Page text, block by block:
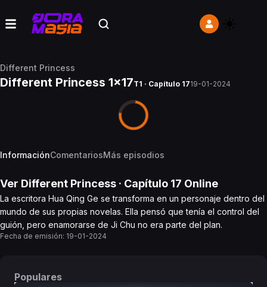
Different Princess
Different Princess 1x17T1 · Capítulo 1719-01-2024
InformaciónComentariosMás episodios
Ver Different Princess · Capítulo 17 Online
La escritora Hua Qing Ge se transforma en un personaje dentro del
mundo de sus propias novelas. Ella pensó que tenía el control del
guión, pero enamorarse de Ji Chu no era parte del plan.
Fecha de emisión: 19-01-2024
Populares